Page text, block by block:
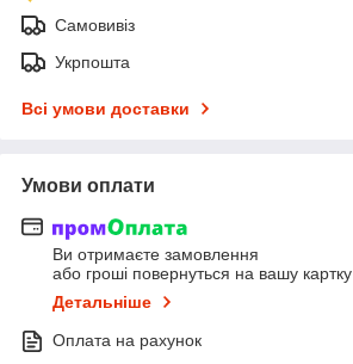
Самовивіз
Укрпошта
Всі умови доставки
Умови оплати
Ви отримаєте замовлення
або гроші повернуться на вашу картку
Детальніше
Оплата на рахунок